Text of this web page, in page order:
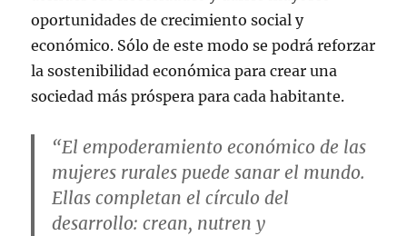
oportunidades de crecimiento social y
económico. Sólo de este modo se podrá reforzar
la sostenibilidad económica para crear una
sociedad más próspera para cada habitante.
“El empoderamiento económico de las
mujeres rurales puede sanar el mundo.
Ellas completan el círculo del
desarrollo: crean, nutren y